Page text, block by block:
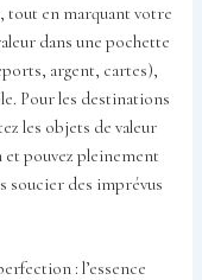
tout en marquant votre
dans une pochette
argent, cartes),
Pour les destinations
les objets de valeur
pouvez pleinement
soucier des imprévus
: l’essence